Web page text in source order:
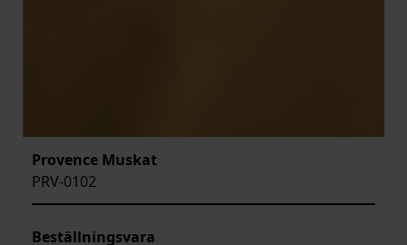
Provence Muskat
PRV-0102
Beställningsvara